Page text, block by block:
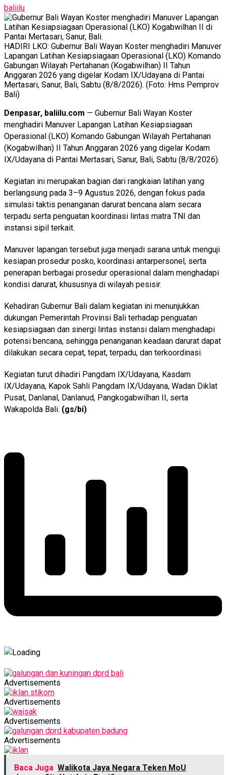
baliilu
HADIRI LKO: Gubernur Bali Wayan Koster menghadiri Manuver
Lapangan Latihan Kesiapsiagaan Operasional (LKO) Komando
Gabungan Wilayah Pertahanan (Kogabwilhan) II Tahun
Anggaran 2026 yang digelar Kodam IX/Udayana di Pantai
Mertasari, Sanur, Bali, Sabtu (8/8/2026). (Foto: Hms Pemprov
Bali)
Denpasar, baliilu.com — Gubernur Bali Wayan Koster
menghadiri Manuver Lapangan Latihan Kesiapsiagaan
Operasional (LKO) Komando Gabungan Wilayah Pertahanan
(Kogabwilhan) II Tahun Anggaran 2026 yang digelar Kodam
IX/Udayana di Pantai Mertasari, Sanur, Bali, Sabtu (8/8/2026).
Kegiatan ini merupakan bagian dari rangkaian latihan yang
berlangsung pada 3–9 Agustus 2026, dengan fokus pada
simulasi taktis penanganan darurat bencana alam secara
terpadu serta penguatan koordinasi lintas matra TNI dan
instansi sipil terkait.
Manuver lapangan tersebut juga menjadi sarana untuk menguji
kesiapan prosedur posko, koordinasi antarpersonel, serta
penerapan berbagai prosedur operasional dalam menghadapi
kondisi darurat, khususnya di wilayah pesisir.
Kehadiran Gubernur Bali dalam kegiatan ini menunjukkan
dukungan Pemerintah Provinsi Bali terhadap penguatan
kesiapsiagaan dan sinergi lintas instansi dalam menghadapi
potensi bencana, sehingga penanganan keadaan darurat dapat
dilakukan secara cepat, tepat, terpadu, dan terkoordinasi.
Kegiatan turut dihadiri Pangdam IX/Udayana, Kasdam
IX/Udayana, Kapok Sahli Pangdam IX/Udayana, Wadan Diklat
Pusat, Danlanal, Danlanud, Pangkogabwilhan II, serta
Wakapolda Bali. (gs/bi)
Advertisements
Advertisements
Advertisements
Advertisements
Baca Juga Walikota Jaya Negara Teken MoU